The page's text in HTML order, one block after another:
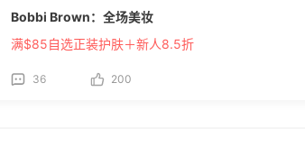
Bobbi Brown：全场美妆
满$85自选正装护肤＋新人8.5折
36 200